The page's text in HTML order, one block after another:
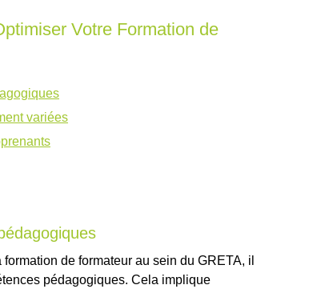
Votre Formation de
variées
de formateur au sein du GRETA, il
pédagogiques. Cela implique